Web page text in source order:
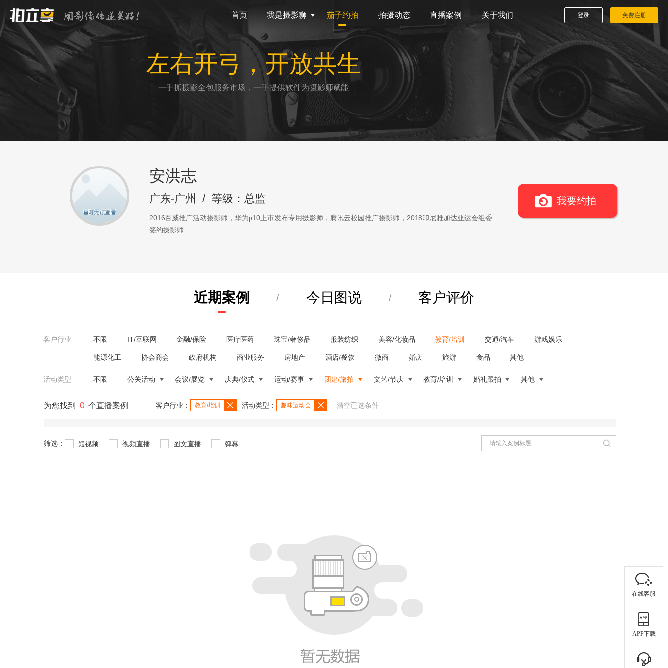
首页 我是摄影狮 茄子约拍 拍摄动态 直播案例 关于我们 登录 免费注册
左右开弓，开放共生
一手抓摄影全包服务市场，一手提供软件为摄影师赋能
安洪志
广东-广州 / 等级：总监
2016百威推广活动摄影师，华为p10上市发布专用摄影师，腾讯云校园推广摄影师，2018印尼雅加达亚运会组委
签约摄影师
我要约拍
近期案例 / 今日图说 / 客户评价
客户行业 不限 IT/互联网 金融/保险 医疗医药 珠宝/奢侈品 服装纺织 美容/化妆品 教育/培训 交通/汽车 游戏娱乐
能源化工 协会商会 政府机构 商业服务 房地产 酒店/餐饮 微商 婚庆 旅游 食品 其他
活动类型 不限 公关活动 会议/展览 庆典/仪式 运动/赛事 团建/旅拍 文艺/节庆 教育/培训 婚礼跟拍 其他
为您找到 0 个直播案例 客户行业： 教育/培训 活动类型： 趣味运动会 清空已选条件
筛选： 短视频 视频直播 图文直播 弹幕
在线客服
APP下载